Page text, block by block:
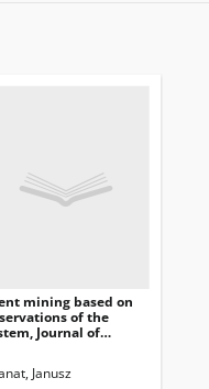
mining based on
of the
Journal of
nr 3
Janusz